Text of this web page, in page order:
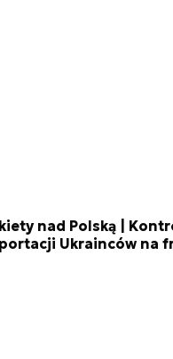
nad Polską |
Ukrainców na